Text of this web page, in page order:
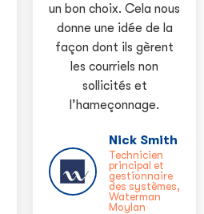
un bon choix. Cela nous
donne une idée de la
façon dont ils gèrent
les courriels non
sollicités et
l’hameçonnage.
Nick Smith
Technicien
principal et
gestionnaire
des systèmes,
Waterman
Moylan